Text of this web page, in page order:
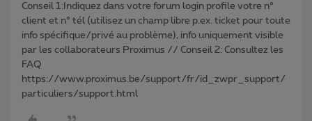
Conseil 1:Indiquez dans votre forum login profile votre n°
client et n° tél (utilisez un champ libre p.ex. ticket pour toute
info spécifique/privé au problème), info uniquement visible
par les collaborateurs Proximus // Conseil 2: Consultez les
FAQ
https://www.proximus.be/support/fr/id_zwpr_support/
particuliers/support.html